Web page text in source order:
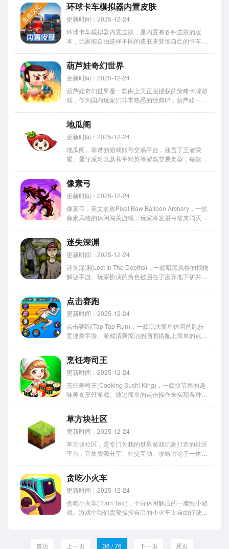
能进行一些自由战斗的模式处理，带给你全新体验。
暴风要塞手游最新版...
环球卡车模拟器内置皮肤
更新时间：2025-12-24
环球卡车模拟器内置皮肤，是内置有各种皮肤的版
本，玩家能自由选择不同的皮肤来装饰自己的卡车，
你带来不同的体验，不断完成更多的任务来体验全新
的冒险吧。 环球卡车模...
葫芦娃奇幻世界
更新时间：2025-12-24
葫芦娃奇幻世界是一款由上美正版授权的策略卡牌游
戏，作为国内玩家们非常熟悉的经典IP，葫芦娃一直
卡牌，组合相关阵容，一起拯救爷爷，感兴趣的玩家
赶紧来下载葫芦娃奇...
地瓜阁
更新时间：2025-12-24
地瓜阁，靠谱的游戏账号交易平台，涵盖了王者荣
耀、蛋仔派对以及和平精英等游戏交易类型，每款游
买到心仪的游戏账号。 玩家还可以将游戏账号进行
出售，可以根据平台给出...
像素弓
更新时间：2025-12-24
像素弓，英文名称Pixel Bow Balloon Archery，一款
像素风格的休闲闯关游戏，玩家将发射弓箭来消灭不
成各种挑战来获得不同的奖励，解锁更多的弓...
迷失深渊
更新时间：2025-12-24
迷失深渊(Lost In The Depths)，一款暗黑风格的找物
解谜手游。玩家扮演的角色被困在了废弃地下矿井当
题，帮助自己找到隐藏在这里的秘密，最终成功逃
出...
点击赛跑
更新时间：2025-12-24
点击赛跑(Tap Tap Run)，一款玩法简单休闲的跑步
竞速类手游。游戏清爽简洁的画面搭配上简单的点击
个个目标来获得奖励，提升等级并升级各项属性，让
自己从跑...
烹饪寿司王
更新时间：2025-12-24
烹饪寿司王(Cooking Sushi King)，一款快节奏的趣
味美食烹饪游戏。通过简单的点击操作来实现各种美
们可以去升级厨房设备和厨师的技能来提高整体的
经...
草方块社区
更新时间：2025-12-24
草方块社区，是专门为我的世界游戏玩家打造的社区
平台，它集资源分享、社交互动、攻略讨论于一体，
玩家住在这里分享和讨论他们的游戏体验。 另外，
还有很多好玩的游戏分...
贪吃小火车
更新时间：2025-12-24
贪吃小火车(Train Taxi)，十分休闲解压的一魔性小游
戏。游戏中我们需要操控自己的小火车上自由行驶，
着就头尾相撞，会直接导致重新开始哦！不仅如此，
首页 上一页 36 / 76 下一页 尾页